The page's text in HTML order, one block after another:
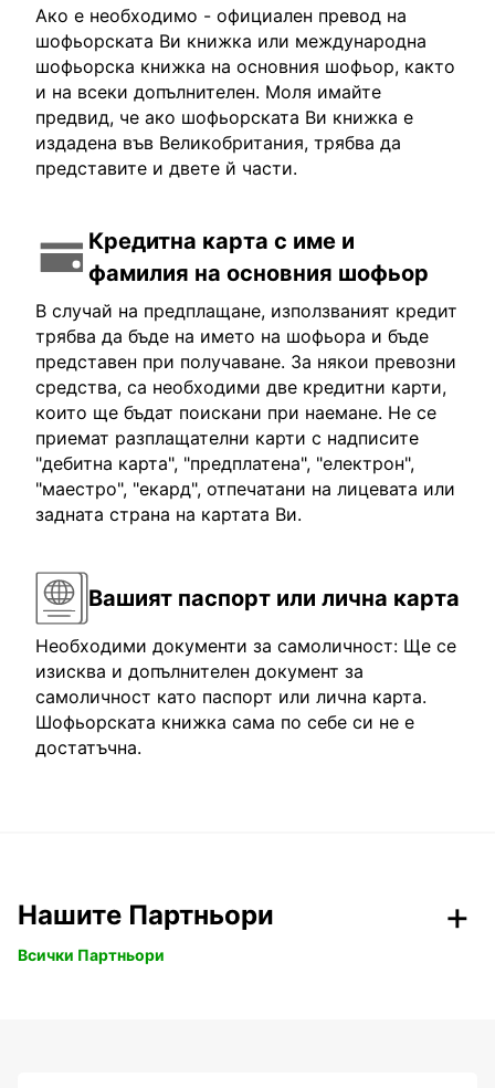
Ако е необходимо - официален превод на
шофьорската Ви книжка или международна
шофьорска книжка на основния шофьор, както
и на всеки допълнителен. Моля имайте
предвид, че ако шофьорската Ви книжка е
издадена във Великобритания, трябва да
представите и двете й части.
Кредитна карта с име и
фамилия на основния шофьор
В случай на предплащане, използваният кредит
трябва да бъде на името на шофьора и бъде
представен при получаване. За някои превозни
средства, са необходими две кредитни карти,
които ще бъдат поискани при наемане. Не се
приемат разплащателни карти с надписите
"дебитна карта", "предплатена", "електрон",
"маестро", "екард", отпечатани на лицевата или
задната страна на картата Ви.
Вашият паспорт или лична карта
Необходими документи за самоличност: Ще се
изисква и допълнителен документ за
самоличност като паспорт или лична карта.
Шофьорската книжка сама по себе си не е
достатъчна.
Нашите Партньори
Всички Партньори